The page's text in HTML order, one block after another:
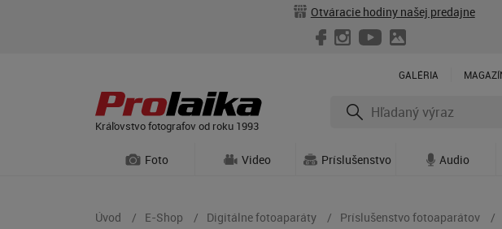
Otváracie hodiny našej predajne
GALÉRIA
Kráľovstvo fotografov od roku 1993
Foto Video Príslušenstvo Audio
Úvod E-Shop Digitálne fotoaparáty Príslušenstvo fotoaparátov